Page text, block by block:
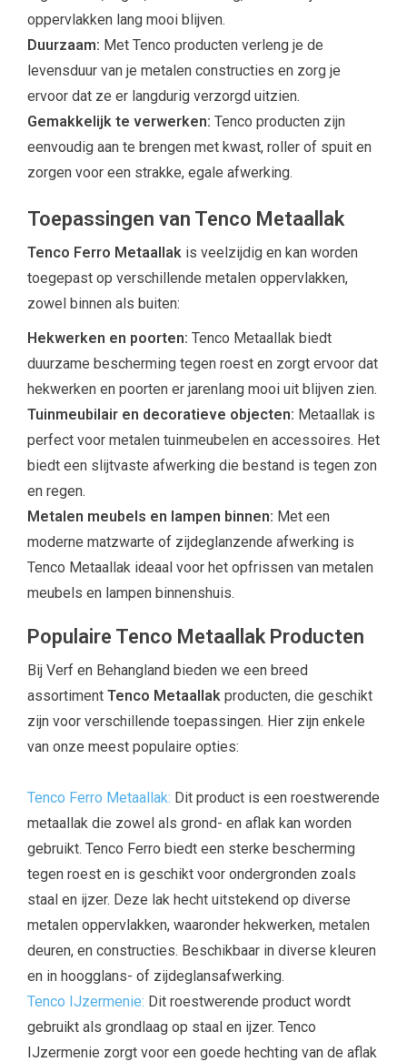
oppervlakken lang mooi blijven.
Duurzaam: Met Tenco producten verleng je de
levensduur van je metalen constructies en zorg je
ervoor dat ze er langdurig verzorgd uitzien.
Gemakkelijk te verwerken: Tenco producten zijn
eenvoudig aan te brengen met kwast, roller of spuit en
zorgen voor een strakke, egale afwerking.
Toepassingen van Tenco Metaallak
Tenco Ferro Metaallak is veelzijdig en kan worden
toegepast op verschillende metalen oppervlakken,
zowel binnen als buiten:
Hekwerken en poorten: Tenco Metaallak biedt
duurzame bescherming tegen roest en zorgt ervoor dat
hekwerken en poorten er jarenlang mooi uit blijven zien.
Tuinmeubilair en decoratieve objecten: Metaallak is
perfect voor metalen tuinmeubelen en accessoires. Het
biedt een slijtvaste afwerking die bestand is tegen zon
en regen.
Metalen meubels en lampen binnen: Met een
moderne matzwarte of zijdeglanzende afwerking is
Tenco Metaallak ideaal voor het opfrissen van metalen
meubels en lampen binnenshuis.
Populaire Tenco Metaallak Producten
Bij Verf en Behangland bieden we een breed
assortiment Tenco Metaallak producten, die geschikt
zijn voor verschillende toepassingen. Hier zijn enkele
van onze meest populaire opties:
Tenco Ferro Metaallak: Dit product is een roestwerende
metaallak die zowel als grond- en aflak kan worden
gebruikt. Tenco Ferro biedt een sterke bescherming
tegen roest en is geschikt voor ondergronden zoals
staal en ijzer. Deze lak hecht uitstekend op diverse
metalen oppervlakken, waaronder hekwerken, metalen
deuren, en constructies. Beschikbaar in diverse kleuren
en in hoogglans- of zijdeglansafwerking.
Tenco IJzermenie: Dit roestwerende product wordt
gebruikt als grondlaag op staal en ijzer. Tenco
IJzermenie zorgt voor een goede hechting van de aflak